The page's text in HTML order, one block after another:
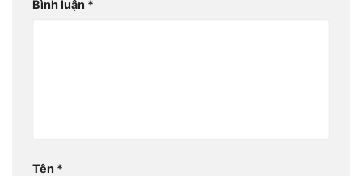
Bình luận *
Tên *